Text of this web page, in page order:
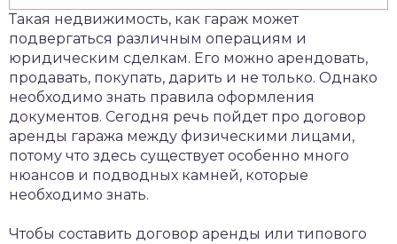
Такая недвижимость, как гараж может
подвергаться различным операциям и
юридическим сделкам. Его можно арендовать,
продавать, покупать, дарить и не только. Однако
необходимо знать правила оформления
документов. Сегодня речь пойдет про договор
аренды гаража между физическими лицами,
потому что здесь существует особенно много
нюансов и подводных камней, которые
необходимо знать.
Чтобы составить договор аренды или типового